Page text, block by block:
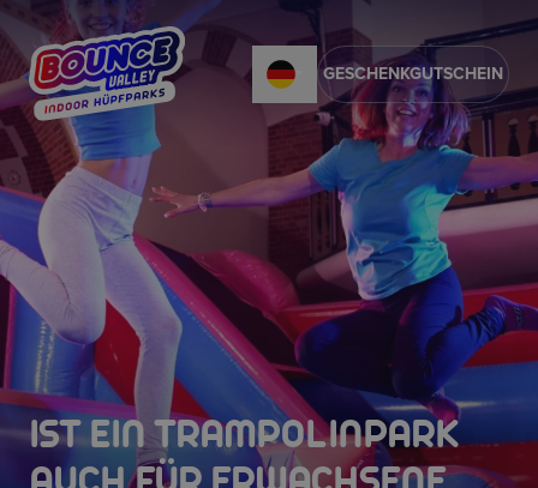
GESCHENKGUTSCHEIN
IST EIN TRAMPOLINPARK